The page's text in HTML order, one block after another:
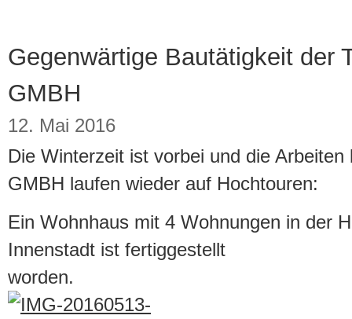
Gegenwärtige Bautätigkeit der
GMBH
12. Mai 2016
Die Winterzeit ist vorbei und die
GMBH laufen wieder auf Hochtouren:
Ein Wohnhaus mit 4 Wohnungen in der
Innenstadt ist fertiggestellt
worden.